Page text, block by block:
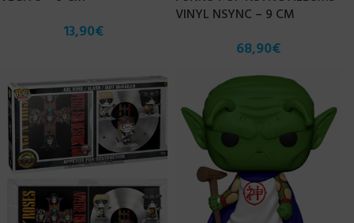
13,90€
VINYL NSYNC – 9 CM
68,90€